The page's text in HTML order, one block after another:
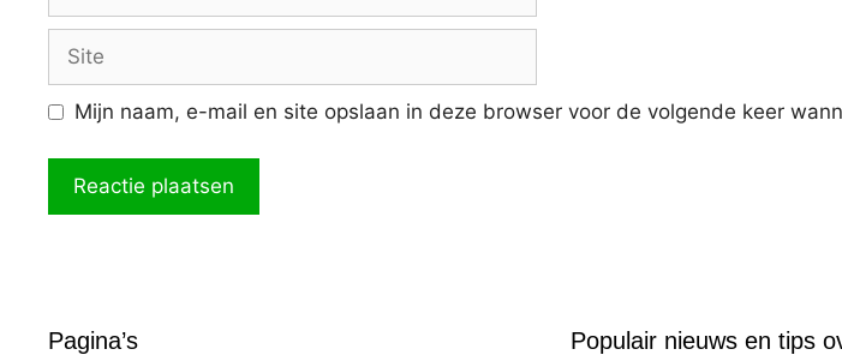
Site
Mijn naam, e-mail en site opslaan in deze browser voor de volgende keer
Pagina’s
Populair nieuws en tips